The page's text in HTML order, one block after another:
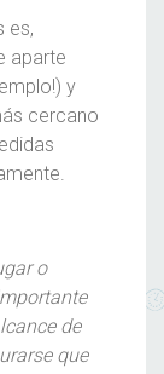
es,
aparte
y
cercano
o
de
que